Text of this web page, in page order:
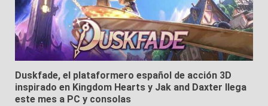
Duskfade, el plataformero español de acción 3D
inspirado en Kingdom Hearts y Jak and Daxter llega
este mes a PC y consolas